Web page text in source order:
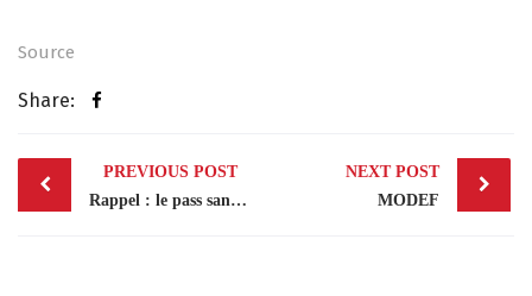
Source
Share:
Post
navigation
PREVIOUS POST
Rappel : le pass sanitaire est maintenant obligatoire pour tous les jeunes de 12…
NEXT POST
MODEF